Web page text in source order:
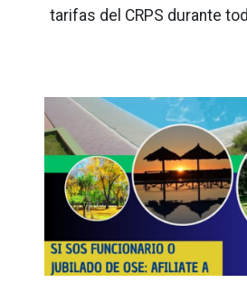
tarifas del CRPS durante